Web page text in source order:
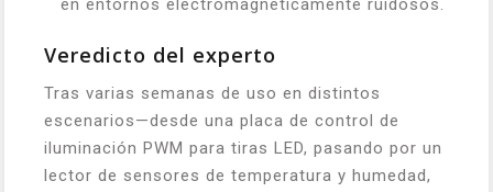
en entornos electromagnéticamente ruidosos.
Veredicto del experto
Tras varias semanas de uso en distintos
escenarios—desde una placa de control de
iluminación PWM para tiras LED, pasando por un
lector de sensores de temperatura y humedad,